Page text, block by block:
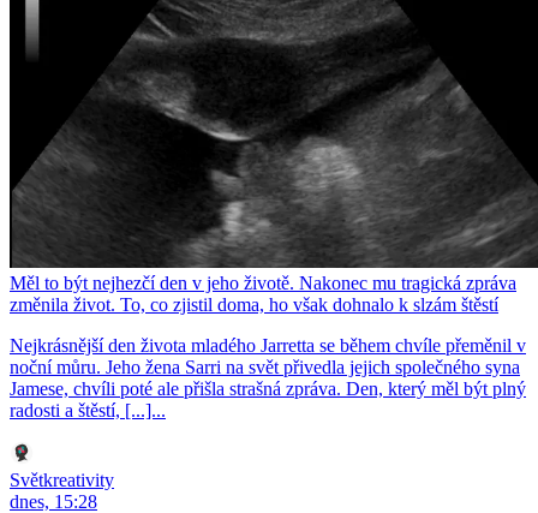
Měl to být nejhezčí den v jeho životě. Nakonec mu tragická zpráva
změnila život. To, co zjistil doma, ho však dohnalo k slzám štěstí
Nejkrásnější den života mladého Jarretta se během chvíle přeměnil v
noční můru. Jeho žena Sarri na svět přivedla jejich společného syna
Jamese, chvíli poté ale přišla strašná zpráva. Den, který měl být plný
radosti a štěstí, [...]...
Světkreativity
dnes, 15:28